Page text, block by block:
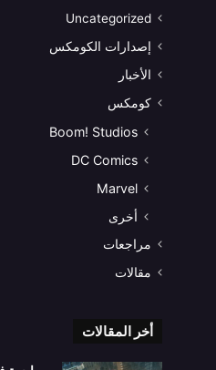
Uncategorized
إصدارات الكومكس
الأخبار
كومكس
Boom! Studios
DC Comics
Marvel
أخرى
مراجعات
مقالات
أخر المقالات